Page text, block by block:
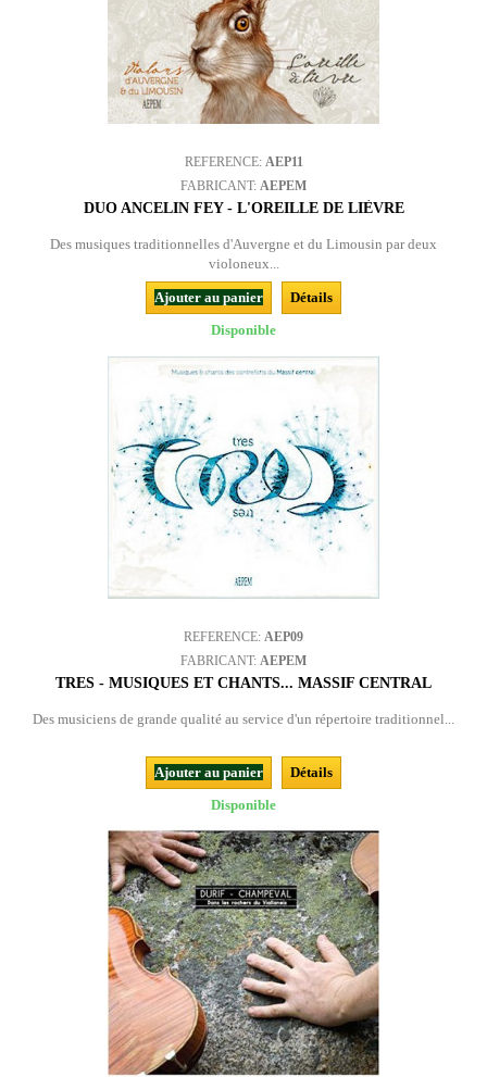
REFERENCE: AEP11
FABRICANT: AEPEM
DUO ANCELIN FEY - L'OREILLE DE LIÈVRE
Des musiques traditionnelles d'Auvergne et du Limousin par deux
violoneux...
Ajouter au panier
Détails
Disponible
REFERENCE: AEP09
FABRICANT: AEPEM
TRES - MUSIQUES ET CHANTS... MASSIF CENTRAL
Des musiciens de grande qualité au service d'un répertoire traditionnel...
Ajouter au panier
Détails
Disponible